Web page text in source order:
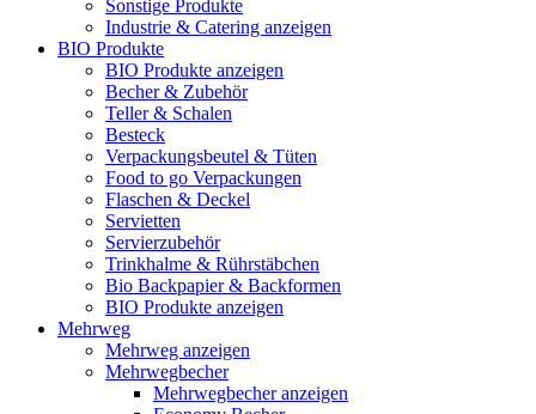
Sonstige Produkte
Industrie & Catering anzeigen
BIO Produkte
BIO Produkte anzeigen
Becher & Zubehör
Teller & Schalen
Besteck
Verpackungsbeutel & Tüten
Food to go Verpackungen
Flaschen & Deckel
Servietten
Servierzubehör
Trinkhalme & Rührstäbchen
Bio Backpapier & Backformen
BIO Produkte anzeigen
Mehrweg
Mehrweg anzeigen
Mehrwegbecher
Mehrwegbecher anzeigen